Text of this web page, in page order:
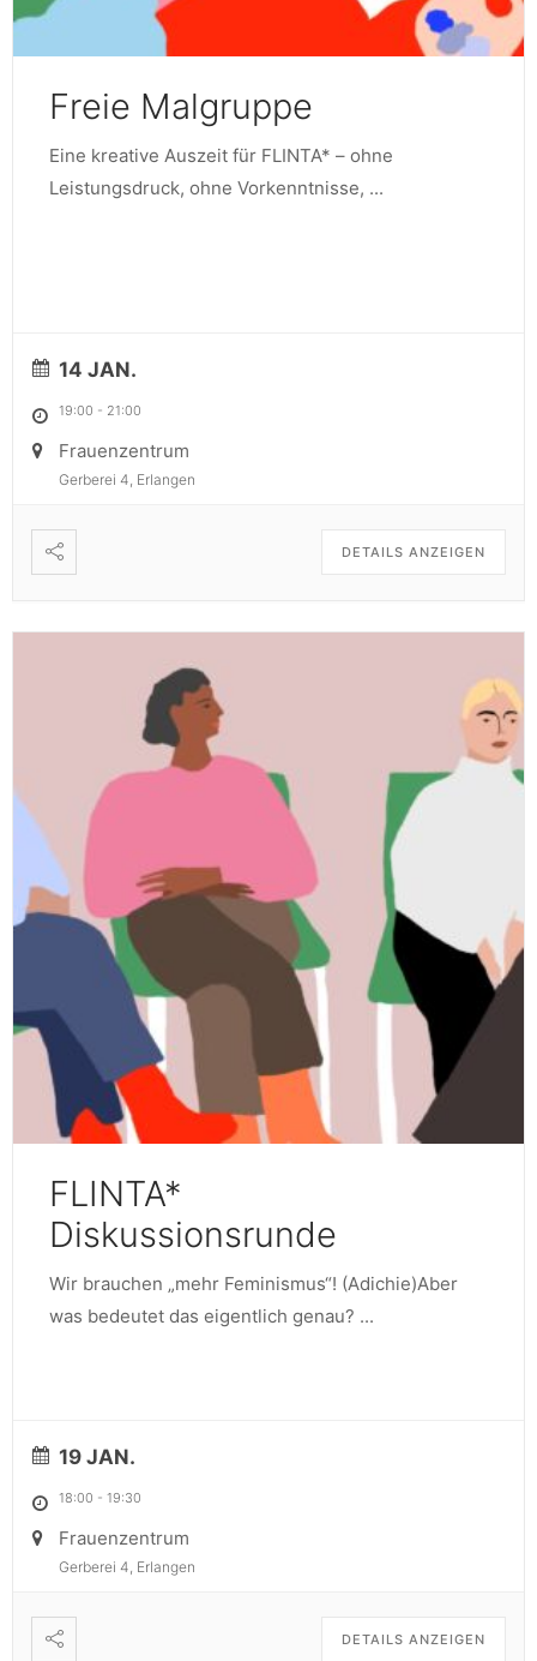
Freie Malgruppe
Eine kreative Auszeit für FLINTA* – ohne
Leistungsdruck, ohne Vorkenntnisse, ...
14 JAN.
19:00 - 21:00
Frauenzentrum
Gerberei 4, Erlangen
DETAILS ANZEIGEN
FLINTA*
Diskussionsrunde
Wir brauchen „mehr Feminismus“! (Adichie)Aber
was bedeutet das eigentlich genau? ...
19 JAN.
18:00 - 19:30
Frauenzentrum
Gerberei 4, Erlangen
DETAILS ANZEIGEN